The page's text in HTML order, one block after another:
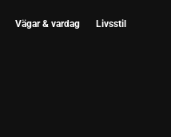
Vägar & vardag Livsstil